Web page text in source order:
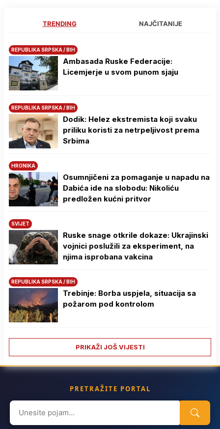
TRENDING NAJČITANIJE
REPUBLIKA SRPSKA / BIH
Ambasada Ruske Federacije:
Licemjerje u svom punom sjaju
REPUBLIKA SRPSKA / BIH
Dodik: Helez ekstremista koji svaku
priliku koristi za netrpeljivost prema
Srbima
HRONIKA
Osumnjičeni za pomaganje u napadu na
Dabića ide na slobodu: Nikoliću
predložen kućni pritvor
SVIJET
Ruske snage otkrile dokaze: Ukrajinski
vojnici poslužili za eksperiment, na
njima isprobana vakcina
REPUBLIKA SRPSKA / BIH
Trebinje: Borba uspjela, situacija sa
požarom pod kontrolom
PRIKAŽI JOŠ VIJESTI
PRETRAŽITE PORTAL
Search
for: